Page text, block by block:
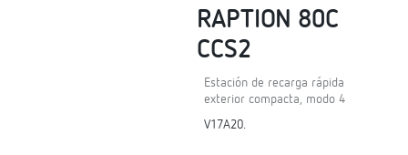
RAPTION 80C
CCS2
Estación de recarga rápida
exterior compacta, modo 4
V17A20.